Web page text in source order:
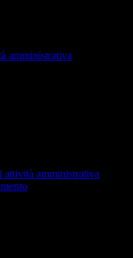
amministrativa
attività amministrativa